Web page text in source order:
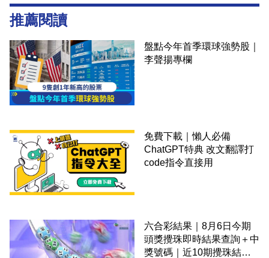
推薦閱讀
盤點今年首季環球強勢股｜
李聲揚專欄
免費下載｜懶人必備
ChatGPT特典 改文翻譯打
code指令直接用
六合彩結果｜8月6日今期
頭獎攪珠即時結果查詢＋中
獎號碼｜近10期攪珠結果